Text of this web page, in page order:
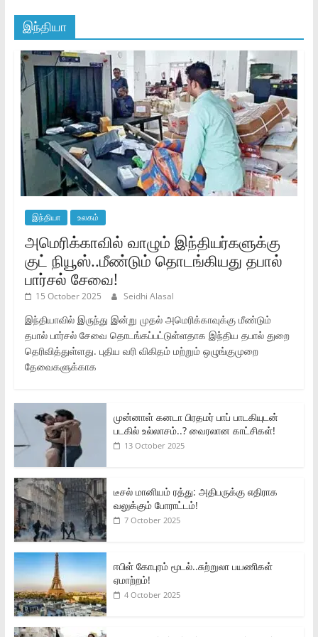
இந்தியா
இந்தியா உலகம்
அமெரிக்காவில் வாழும் இந்தியர்களுக்கு
குட் நியூஸ்..மீண்டும் தொடங்கியது தபால்
பார்சல் சேவை!
15 October 2025 Seidhi Alasal
இந்தியாவில் இருந்து இன்று முதல் அமெரிக்காவுக்கு மீண்டும்
தபால் பார்சல் சேவை தொடங்கப்பட்டுள்ளதாக இந்திய தபால் துறை
தெரிவித்துள்ளது. புதிய வரி விகிதம் மற்றும் ஒழுங்குமுறை
தேவைகளுக்காக
முன்னாள் கனடா பிரதமர் பாப் பாடகியுடன்
படகில் உல்லாசம்..? வைரலான காட்சிகள்!
13 October 2025
டீசல் மானியம் ரத்து: அதிபருக்கு எதிராக
வலுக்கும் போராட்டம்!
7 October 2025
ஈபிள் கோபுரம் மூடல்..சுற்றுலா பயணிகள்
ஏமாற்றம்!
4 October 2025